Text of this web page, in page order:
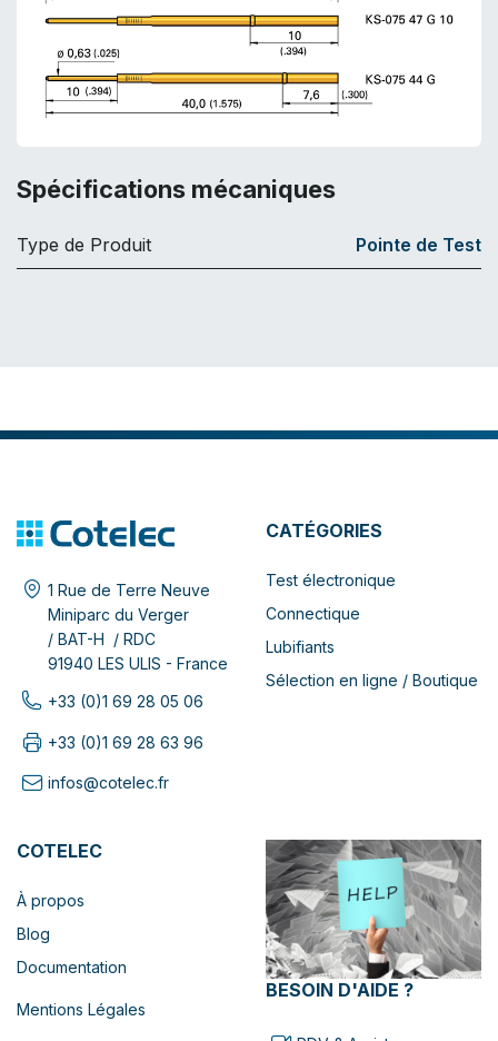
Spécifications mécaniques
Type de Produit Pointe de Test
1 Rue de Terre Neuve
Miniparc du Verger
/ BAT-H / RDC
91940 LES ULIS - France
+33 (0)1 69 28 05 06
+33 (0)1 69 28 63 96
infos@cotelec.fr
CATÉGORIES
Test électronique
Connectique
Lubifiants
Sélection en ligne / Boutique
COTELEC
À propos
Blog
Documentation
Mentions Légales
BESOIN D'AIDE ?